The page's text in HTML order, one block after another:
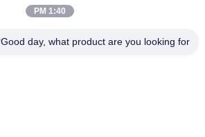
1:40 PM
Good day, what product are you looking for?